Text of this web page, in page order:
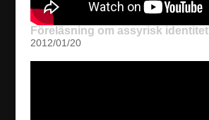
Föreläsning om assyrisk identitet
2012/01/20